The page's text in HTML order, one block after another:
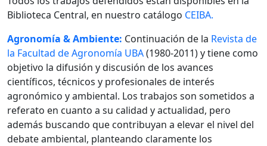
Biblioteca Central, en nuestro catálogo CEIBA.
Agronomía & Ambiente: Continuación de la Revista de
la Facultad de Agronomía UBA(1980-2011) y tiene como
objetivo la difusión y discusión de los avances
científicos, técnicos y profesionales de interés
agronómico y ambiental. Los trabajos son sometidos a
referato en cuanto a su calidad y actualidad, pero
además buscando que contribuyan a elevar el nivel del
debate ambiental, planteando claramente los